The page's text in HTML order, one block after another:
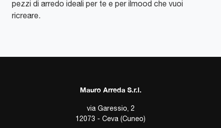
pezzi di arredo ideali per te e per ilmood che vuoi
ricreare.
Mauro Arreda S.r.l.
via Garessio, 2
12073 - Ceva (Cuneo)